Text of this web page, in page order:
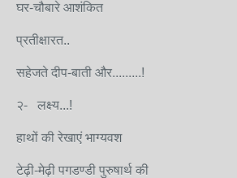
घर-चौबारे आशंकित
प्रतीक्षारत..
सहेजते दीप-बाती और.........!
२- लक्ष्य...!
हाथों की रेखाएं भाग्यवश
टेढ़ी-मेढ़ी पगडण्डी पुरुषार्थ की